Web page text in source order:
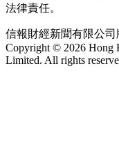
法律責任。
信報財經新聞有限公司
Copyright © 2026 Hong
Limited. All rights